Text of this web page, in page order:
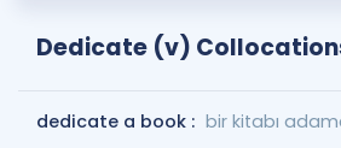
Dedicate (v)
dedicate a book : bir kitabı